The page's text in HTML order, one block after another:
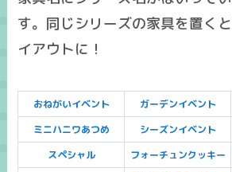
す。同じシリーズの家具を置く
イアウトに！
おねがいイベント ガーデンイベント
ミニハニワあつめ
シーズンイベント
スペシャル
フォーチュンクッキー